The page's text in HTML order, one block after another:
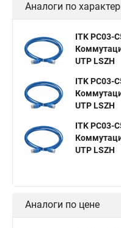
Аналоги по
ITK PC03-
UTP LSZH
ITK PC03-
UTP LSZH
ITK PC03-
UTP LSZH
Аналоги по цене